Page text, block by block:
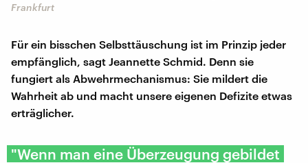
Frankfurt
Für ein bisschen Selbsttäuschung ist im Prinzip jeder
empfänglich, sagt Jeannette Schmid. Denn sie
fungiert als Abwehrmechanismus: Sie mildert die
Wahrheit ab und macht unsere eigenen Defizite etwas
erträglicher.
"Wenn man eine Überzeugung gebildet